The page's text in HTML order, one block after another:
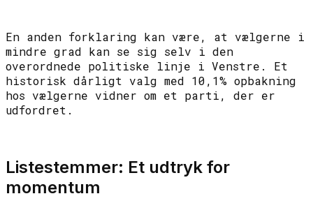
En anden forklaring kan være, at vælgerne i
mindre grad kan se sig selv i den
overordnede politiske linje i Venstre. Et
historisk dårligt valg med 10,1% opbakning
hos vælgerne vidner om et parti, der er
udfordret.
Listestemmer: Et udtryk for
momentum